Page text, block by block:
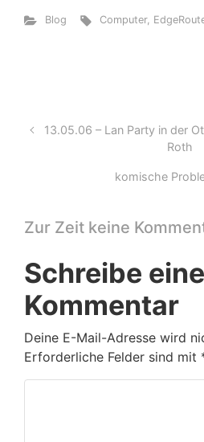
Blog Computer,
13.05.06 – Lan Party in der
Roth
komische
Zur Zeit keine
Schreibe
Kommentar
Deine E-Mail-Adresse wird
Erforderliche Felder sind mit